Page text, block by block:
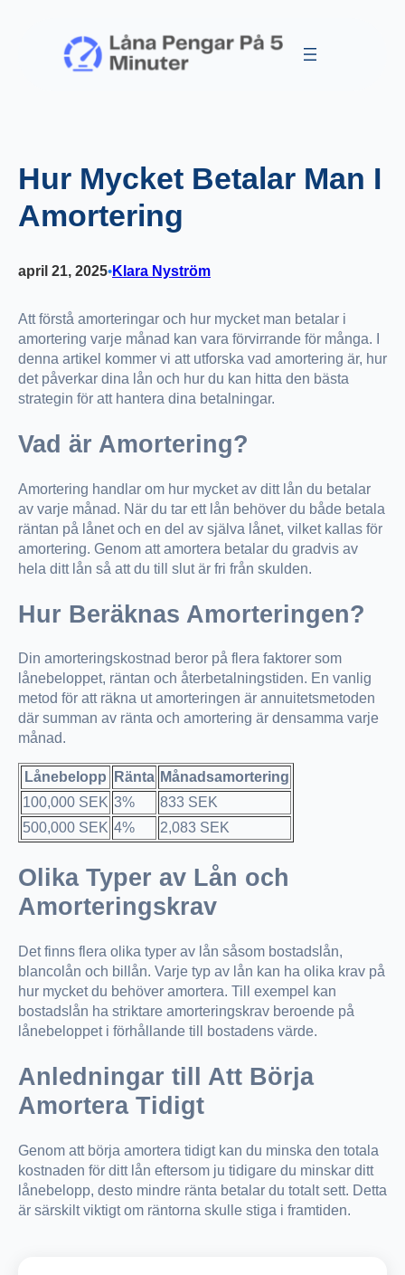
Hur Mycket Betalar Man I
Amortering
april 21, 2025•Klara Nyström
Att förstå amorteringar och hur mycket man betalar i
amortering varje månad kan vara förvirrande för många. I
denna artikel kommer vi att utforska vad amortering är, hur
det påverkar dina lån och hur du kan hitta den bästa
strategin för att hantera dina betalningar.
Vad är Amortering?
Amortering handlar om hur mycket av ditt lån du betalar
av varje månad. När du tar ett lån behöver du både betala
räntan på lånet och en del av själva lånet, vilket kallas för
amortering. Genom att amortera betalar du gradvis av
hela ditt lån så att du till slut är fri från skulden.
Hur Beräknas Amorteringen?
Din amorteringskostnad beror på flera faktorer som
lånebeloppet, räntan och återbetalningstiden. En vanlig
metod för att räkna ut amorteringen är annuitetsmetoden
där summan av ränta och amortering är densamma varje
månad.
Lånebelopp Ränta Månadsamortering
100,000 SEK 3%
833 SEK
500,000 SEK 4% 2,083 SEK
Olika Typer av Lån och
Amorteringskrav
Det finns flera olika typer av lån såsom bostadslån,
blancolån och billån. Varje typ av lån kan ha olika krav på
hur mycket du behöver amortera. Till exempel kan
bostadslån ha striktare amorteringskrav beroende på
lånebeloppet i förhållande till bostadens värde.
Anledningar till Att Börja
Amortera Tidigt
Genom att börja amortera tidigt kan du minska den totala
kostnaden för ditt lån eftersom ju tidigare du minskar ditt
lånebelopp, desto mindre ränta betalar du totalt sett. Detta
är särskilt viktigt om räntorna skulle stiga i framtiden.